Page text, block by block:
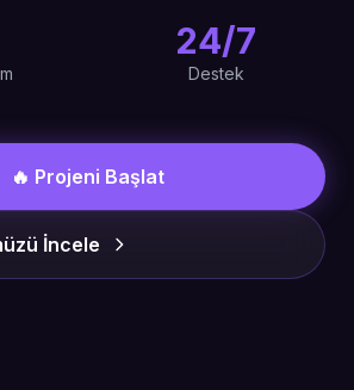
24/7
Destek
🔥 Projeni Başlat
İncele